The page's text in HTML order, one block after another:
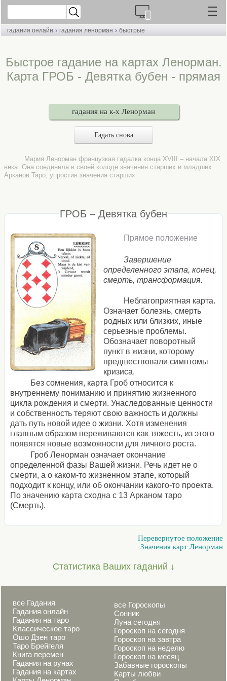
гадания онлайн › гадания ленорман › быстрые
Быстрое гадание на картах Ленорман.
Карта ГРОБ - Девятка бубен - прямая
гадания на к-х Ленорман
Гадать снова
Мария Ленорман французкая гадалка конца XVIII – начала XIX
века. Она соединила в своей колоде значения старших и младших
Арканов Таро, упростив значения старших.
ГРОБ – Девятка бубен
Прямое положение
Завершение
определенного этапа, конец,
смерть, трансформация.
Неблагоприятная карта.
Означает болезнь, смерть
родных или близких, иные
серьезные проблемы.
Обозначает поворотный
пункт в жизни, которому
предшествовали симптомы
кризиса.
Без сомнения, карта Гроб относится к
внутреннему пониманию и принятию жизненного
цикла рождения и смерти. Унаследованные ценности
и собственность теряют свою важность и должны
дать путь новой идее о жизни. Хотя изменения
главным образом переживаются как тяжесть, из этого
появятся новые возможности для личного роста.
Гроб Ленорман означает окончание
определенной фазы Вашей жизни. Речь идет не о
смерти, а о каком-то жизненном этапе, который
подходит к концу, или об окончании какого-то проекта.
По значению карта сходна с 13 Арканом таро
(Смерть).
Перевернутое положение
Значения карт Ленорман
Статистика Ваших гаданий ↓
все Гадания
Гадания онлайн
Гадания на таро
Классическое таро
Ошо Дзен таро
Таро Брейгеля
Книга перемен
Гадания на рунах
Гадания на картах
все Гороскопы
Сонник
Луна сегодня
Гороскоп на сегодня
Гороскоп на завтра
Гороскоп на неделю
Гороскоп на месяц
Забавные гороскопы
Карты любви